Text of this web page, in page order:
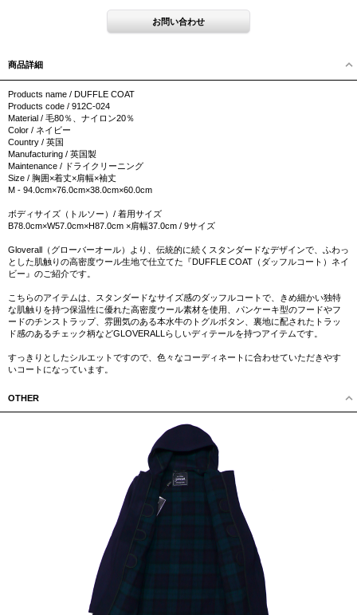
商品詳細
Products name / DUFFLE COAT
Products code / 912C-024
Material / 毛80％、ナイロン20％
Color / ネイビー
Country / 英国
Manufacturing / 英国製
Maintenance / ドライクリーニング
Size / 胸囲×着丈×肩幅×袖丈
M - 94.0cm×76.0cm×38.0cm×60.0cm
ボディサイズ（トルソー）/ 着用サイズ
B78.0cm×W57.0cm×H87.0cm ×肩幅37.0cm / 9サイズ
Gloverall（グローバーオール）より、伝統的に続くスタンダードなデザインで、ふわっ
とした肌触りの高密度ウール生地で仕立てた『DUFFLE COAT（ダッフルコート）ネイ
ビー』のご紹介です。
こちらのアイテムは、スタンダードなサイズ感のダッフルコートで、きめ細かい独特
な肌触りを持つ保温性に優れた高密度ウール素材を使用、パンケーキ型のフードやフ
ードのチンストラップ、雰囲気のある本水牛のトグルボタン、裏地に配されたトラッ
ド感のあるチェック柄などGLOVERALLらしいディテールを持つアイテムです。
すっきりとしたシルエットですので、色々なコーディネートに合わせていただきやす
いコートになっています。
OTHER